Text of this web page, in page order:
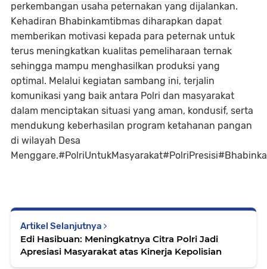
perkembangan usaha peternakan yang dijalankan.
Kehadiran Bhabinkamtibmas diharapkan dapat
memberikan motivasi kepada para peternak untuk
terus meningkatkan kualitas pemeliharaan ternak
sehingga mampu menghasilkan produksi yang
optimal. Melalui kegiatan sambang ini, terjalin
komunikasi yang baik antara Polri dan masyarakat
dalam menciptakan situasi yang aman, kondusif, serta
mendukung keberhasilan program ketahanan pangan
di wilayah Desa
Artikel Selanjutnya
Edi Hasibuan: Meningkatnya Citra Polri Jadi
Apresiasi Masyarakat atas Kinerja Kepolisian